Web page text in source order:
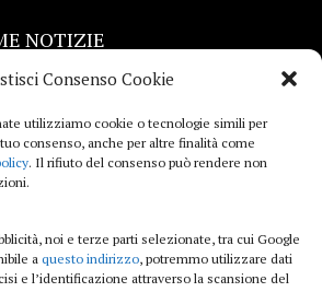
Consenso Cookie
utilizziamo cookie o tecnologie simili per
consenso, anche per altre finalità come
. Il rifiuto del consenso può rendere non
noi e terze parti selezionate, tra cui Google
a questo indirizzo, potremmo utilizzare dati
e l’identificazione attraverso la scansione del
NOTIZIE